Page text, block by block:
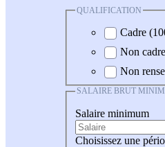
QUALIFICATION
Cadre
Non
Non
SALAIRE BRUT
Salaire minimum
Choisissez une